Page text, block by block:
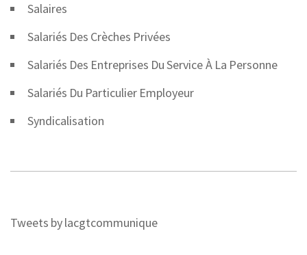
Salaires
Salariés Des Crèches Privées
Salariés Des Entreprises Du Service À La Personne
Salariés Du Particulier Employeur
Syndicalisation
Tweets by lacgtcommunique